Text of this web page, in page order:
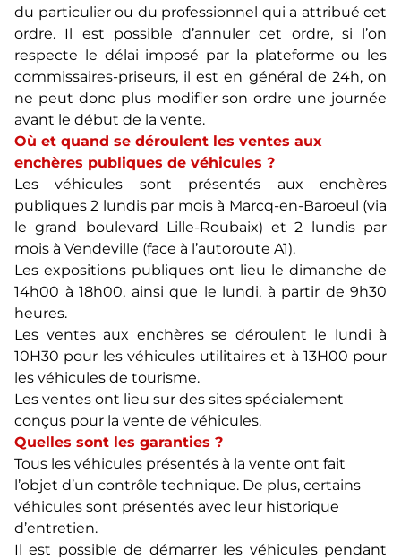
du particulier ou du professionnel qui a attribué cet
ordre. Il est possible d’annuler cet ordre, si l’on
respecte le délai imposé par la plateforme ou les
commissaires-priseurs, il est en général de 24h, on
ne peut donc plus modifier son ordre une journée
avant le début de la vente.
Où et quand se déroulent les ventes aux
enchères publiques de véhicules ?
Les véhicules sont présentés aux enchères
publiques 2 lundis par mois à Marcq-en-Baroeul (via
le grand boulevard Lille-Roubaix) et 2 lundis par
mois à Vendeville (face à l’autoroute A1).
Les expositions publiques ont lieu le dimanche de
14h00 à 18h00, ainsi que le lundi, à partir de 9h30
heures.
Les ventes aux enchères se déroulent le lundi à
10H30 pour les véhicules utilitaires et à 13H00 pour
les véhicules de tourisme.
Les ventes ont lieu sur des sites spécialement
conçus pour la vente de véhicules.
Quelles sont les garanties ?
Tous les véhicules présentés à la vente ont fait
l’objet d’un contrôle technique. De plus, certains
véhicules sont présentés avec leur historique
d’entretien.
Il est possible de démarrer les véhicules pendant